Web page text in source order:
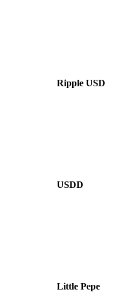
Ripple USD
USDD
Little Pepe